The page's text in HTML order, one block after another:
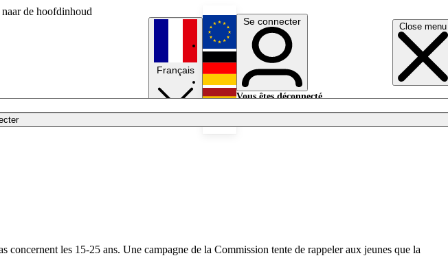
de hoofdinhoud
Close menu
Français
English
Deutsch
Se connecter
Vous êtes déconnecté.
les 15-25 ans. Une campagne de la Commission tente de rappeler aux jeunes que la